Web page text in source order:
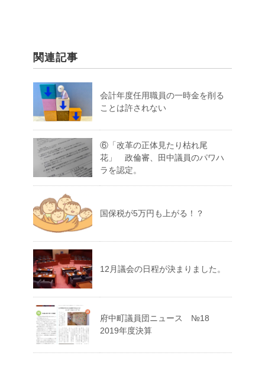
関連記事
会計年度任用職員の一時金を削る
ことは許されない
⑥「改革の正体見たり枯れ尾
花」 政倫審、田中議員のパワハ
ラを認定。
国保税が5万円も上がる！？
12月議会の日程が決まりました。
府中町議員団ニュース №18
2019年度決算